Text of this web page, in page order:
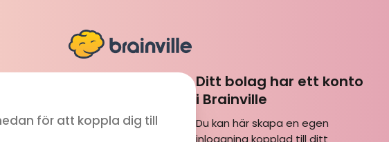
för att koppla dig till
Ditt bolag har ett konto
i Brainville
Du kan här skapa en egen
inloggning kopplad till ditt